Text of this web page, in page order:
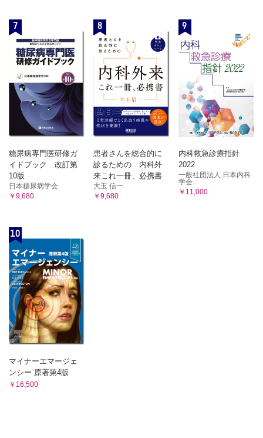
7
糖尿病専門医研修ガ
イドブック 改訂第
10版
日本糖尿病学会
￥9,680
8
患者さんを総合的に
診るための 内科外
来これ一冊、必携書
大玉 信一
￥9,680
9
内科救急診療指針
2022
一般社団法人 日本内科
学会...
￥11,000
10
マイナーエマージェ
ンシー 原著第4版
￥16,500